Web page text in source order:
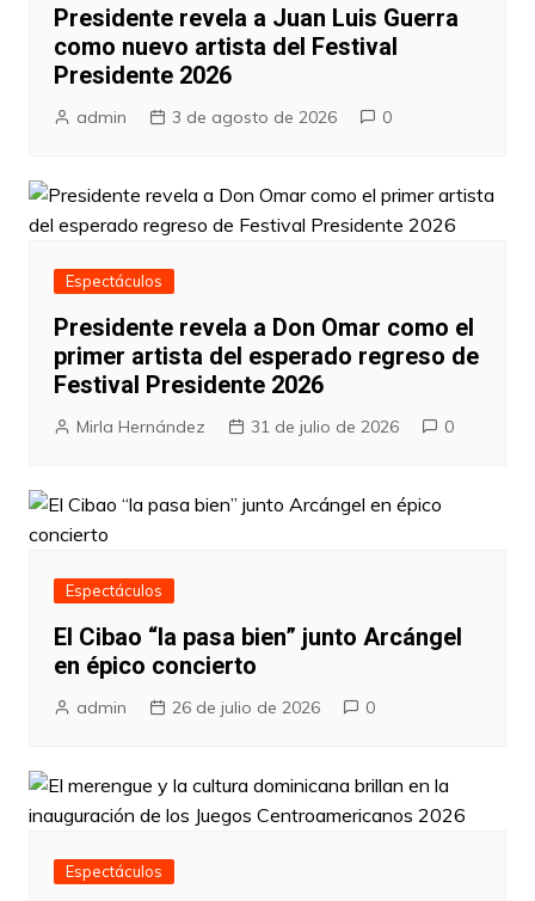
Presidente revela a Juan Luis Guerra
como nuevo artista del Festival
Presidente 2026
admin 3 de agosto de 2026 0
Espectáculos
Presidente revela a Don Omar como el
primer artista del esperado regreso de
Festival Presidente 2026
Mirla Hernández 31 de julio de 2026 0
Espectáculos
El Cibao “la pasa bien” junto Arcángel
en épico concierto
admin 26 de julio de 2026 0
Espectáculos